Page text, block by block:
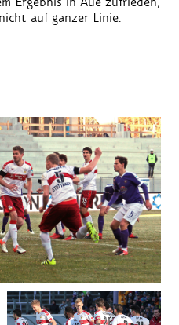
auf ganzer Linie.